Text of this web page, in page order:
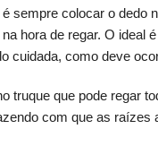
sempre colocar o dedo
hora de regar. O ideal
cuidada, como deve
truque que pode regar
com que as raízes